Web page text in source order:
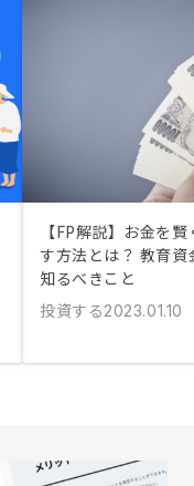
【FP解説】お金を
す方法とは？ 教育
知るべきこと
投資する2023.01.10